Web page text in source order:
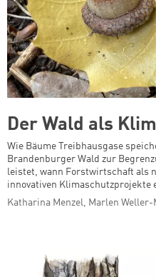
Der Wald als
Wie Bäume Treibhausgase
Brandenburger Wald zur
leistet, wann Forstwirtschaft als
innovativen Klimaschutzprojekte
Katharina Menzel, Marlen Weller-